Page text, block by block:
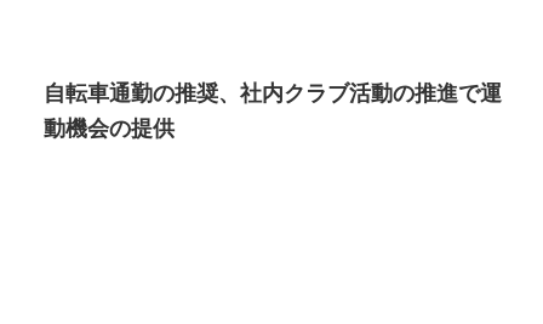
自転車通勤の推奨、社内クラブ活動の推進で運
動機会の提供